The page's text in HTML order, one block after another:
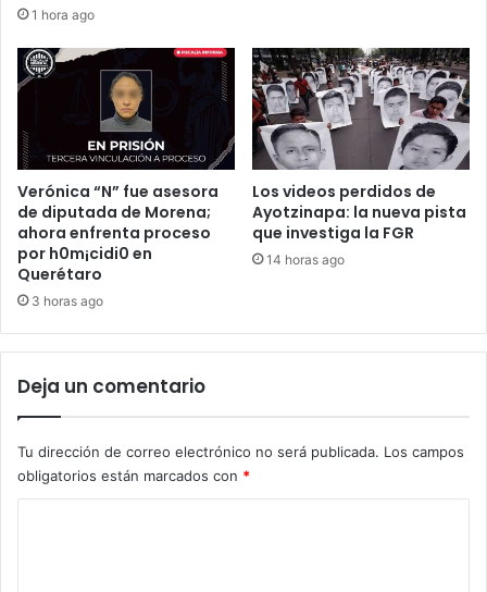
1 hora ago
Verónica “N” fue asesora
de diputada de Morena;
ahora enfrenta proceso
por h0m¡cidi0 en
Querétaro
3 horas ago
Los videos perdidos de
Ayotzinapa: la nueva pista
que investiga la FGR
14 horas ago
Deja un comentario
Tu dirección de correo electrónico no será publicada. Los campos
obligatorios están marcados con *